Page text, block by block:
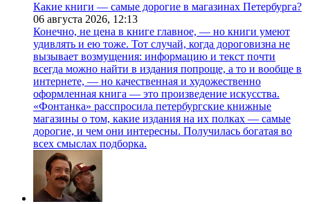
Какие книги — самые дорогие в магазинах Петербурга?
06 августа 2026, 12:13
Конечно, не цена в книге главное, — но книги умеют
удивлять и ею тоже. Тот случай, когда дороговизна не
вызывает возмущения: информацию и текст почти
всегда можно найти в издания попроще, а то и вообще в
интернете, — но качественная и художественно
оформленная книга — это произведение искусства.
«Фонтанка» расспросила петербургские книжные
магазины о том, какие издания на их полках — самые
дорогие, и чем они интересны. Получилась богатая во
всех смыслах подборка.